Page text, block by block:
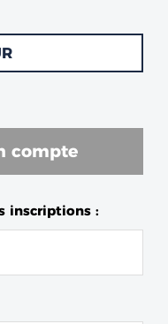
compte
inscriptions :